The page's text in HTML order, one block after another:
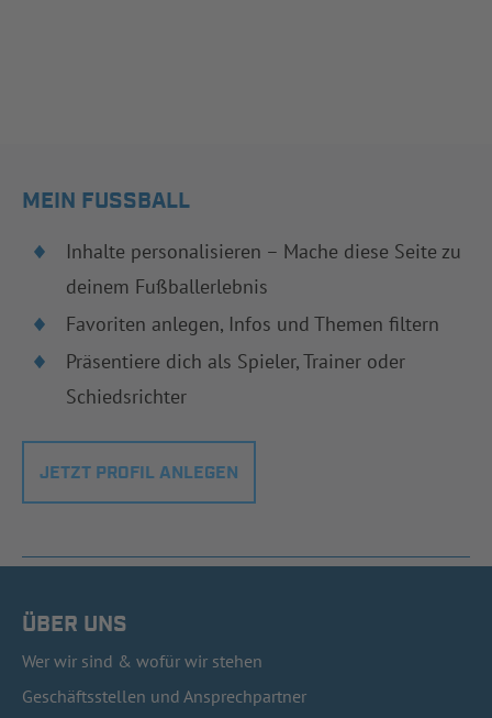
MEIN FUSSBALL
Inhalte personalisieren – Mache diese Seite zu
deinem Fußballerlebnis
Favoriten anlegen, Infos und Themen filtern
Präsentiere dich als Spieler, Trainer oder
Schiedsrichter
JETZT PROFIL ANLEGEN
ÜBER UNS
Wer wir sind & wofür wir stehen
Geschäftsstellen und Ansprechpartner